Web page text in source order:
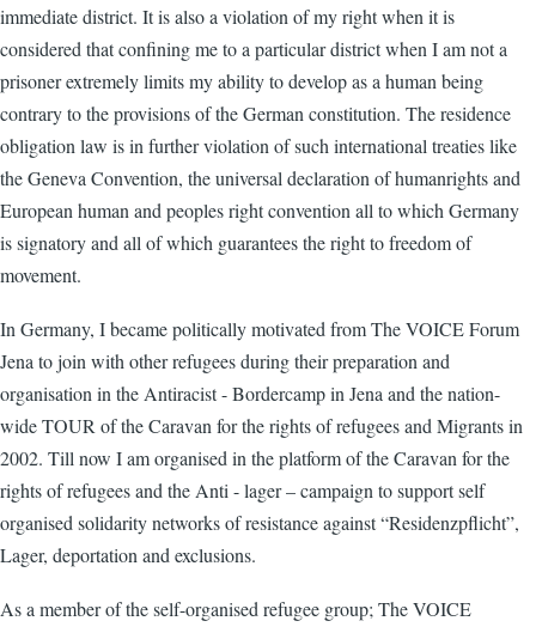
immediate district. It is also a violation of my right when it is
considered that confining me to a particular district when I am not a
prisoner extremely limits my ability to develop as a human being
contrary to the provisions of the German constitution. The residence
obligation law is in further violation of such international treaties like
the Geneva Convention, the universal declaration of humanrights and
European human and peoples right convention all to which Germany
is signatory and all of which guarantees the right to freedom of
movement.
In Germany, I became politically motivated from The VOICE Forum
Jena to join with other refugees during their preparation and
organisation in the Antiracist - Bordercamp in Jena and the nation-
wide TOUR of the Caravan for the rights of refugees and Migrants in
2002. Till now I am organised in the platform of the Caravan for the
rights of refugees and the Anti - lager – campaign to support self
organised solidarity networks of resistance against “Residenzpflicht”,
Lager, deportation and exclusions.
As a member of the self-organised refugee group; The VOICE